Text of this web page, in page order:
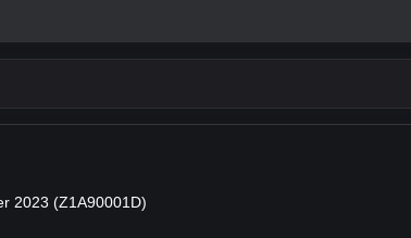
2023 (Z1A90001D)